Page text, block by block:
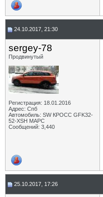
24.10.2017, 21:30
sergey-78
Продвинутый
Регистрация: 18.01.2016
Адрес: Спб
Автомобиль: SW КРОСС GFK32-
52-XSH МАРС
Сообщений: 3,440
25.10.2017, 17:26